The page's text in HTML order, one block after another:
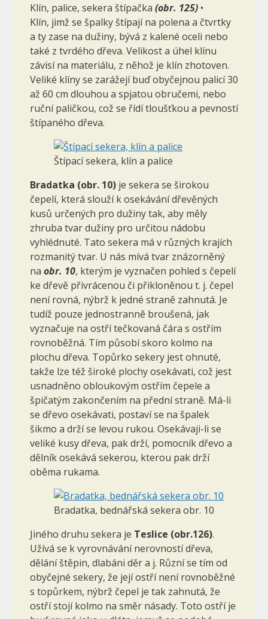
Klín, palice, sekera štípačka (obr. 125) •
Klín, jimž se špalky štípají na polena a čtvrtky
a ty zase na dužiny, bývá z kalené oceli nebo
také z tvrdého dřeva. Velikost a úhel klínu
závisí na materiálu, z něhož je klín zhotoven.
Veliké klíny se zarážejí buď obyčejnou palicí 30
až 60 cm dlouhou a spjatou obručemi, nebo
ruční paličkou, což se řídí tloušťkou a pevností
štípaného dřeva.
Štípací sekera, klín a palice
Bradatka (obr. 10) je sekera se širokou
čepelí, která slouží k osekávání dřevěných
kusů určených pro dužiny tak, aby měly
zhruba tvar dužiny pro určitou nádobu
vyhlédnuté. Tato sekera má v různých krajích
rozmanitý tvar. U nás mívá tvar znázorněný
na obr. 10, kterým je vyznačen pohled s čepelí
ke dřevě přivrácenou či přikloněnou t. j. čepel
není rovná, nýbrž k jedné straně zahnutá. Je
tudíž pouze jednostranně broušená, jak
vyznačuje na ostří tečkovaná čára s ostřím
rovnoběžná. Tím působí skoro kolmo na
plochu dřeva. Topůrko sekery jest ohnuté,
takže lze též široké plochy osekávati, což jest
usnadněno obloukovým ostřím čepele a
špiča­tým zakončením na přední straně. Má-li
se dřevo osekávati, postaví se na špalek
šikmo a drží se levou rukou. Osekávaji-li se
veliké kusy dřeva, pak drží, pomocník dřevo a
dělník osekává sekerou, kterou pak drží
oběma rukama.
Bradatka, bednářská sekera obr. 10
Jiného druhu sekera je Teslice (obr.126).
Užívá se k vyrov­návání nerovností dřeva,
dělání štěpin, dlabáni děr a j. Různí se tím od
obyčejné sekery, že její ostří není rovnoběžné
s topůrkem, nýbrž čepel je tak zahnutá, že
ostří stojí kolmo na směr násady. Toto ostří je